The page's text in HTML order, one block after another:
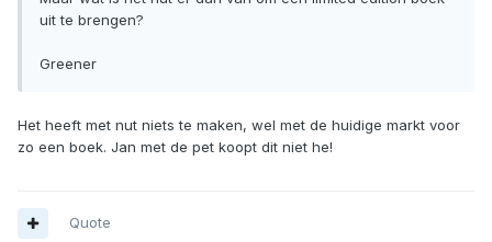
uit te brengen?
Greener
Het heeft met nut niets te maken, wel met de huidige markt voor
zo een boek. Jan met de pet koopt dit niet he!
Quote